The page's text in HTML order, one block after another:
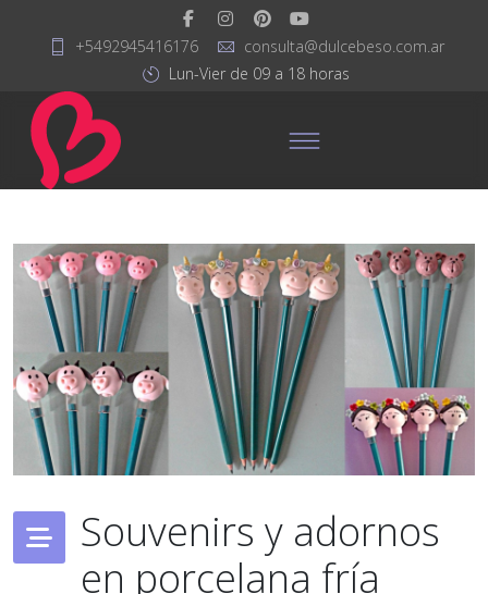
+5492945416176
consulta@dulcebeso.com.ar
Lun-Vier de 09 a 18 horas
Souvenirs y adornos
en porcelana fría